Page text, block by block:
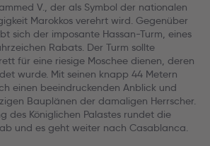
V., der als Symbol der nationalen
Marokkos verehrt wird. Gegenüber
sich der imposante Hassan-Turm, eines
Rabats. Der Turm sollte
für eine riesige Moschee dienen, deren
wurde. Mit seinen knapp 44 Metern
einen beeindruckenden Anblick und
Bauplänen der damaligen Herrscher.
des Königlichen Palastes rundet die
und es geht weiter nach Casablanca.